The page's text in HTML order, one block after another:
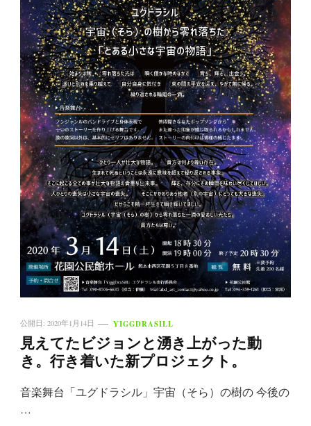
公開日: 2020年1月14日 YIGGDRASILL
見えてたビジョンと湧き上がった動
き。行き着いた新プロジェクト。
音楽舞台「ユグドラシル」宇宙（そら）の樹の 今後の
…